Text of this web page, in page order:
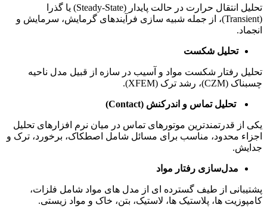
تحلیل انتقال حرارت در حالت پایدار (Steady-State) یا گذرا
(Transient)، از جمله شبیه‌ سازی فرآیندهای گرمایش، سرمایش و
انجماد.
تحلیل شکست
تحلیل رفتار شکست مواد و آسیب در سازه از قبیل مدل ناحیه
چسبناک (CZM)، رشد ترک (XFEM).
تحلیل تماس و اندرکنش (Contact)
یکی از قدرتمندترین موتورهای تماس در میان نرم‌ افزارهای تحلیل
اجزاء محدود، مناسب برای مسائل شامل اصطکاک، برخورد، ترک و
جدایش.
مدل‌سازی رفتار مواد
پشتیبانی از طیف گسترده‌ ای از مدل‌ های مواد شامل فلزات،
کامپوزیت‌ ها، پلاستیک‌ ها، لاستیک، بتن، خاک و مواد زیستی.